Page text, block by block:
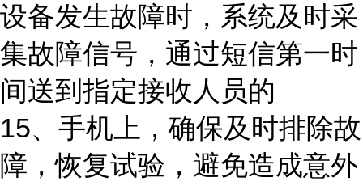
设备发生故障时，系统及时采
集故障信号，通过短信第一时
间送到指定接收人员的
15、手机上，确保及时排除故
障，恢复试验，避免造成意外